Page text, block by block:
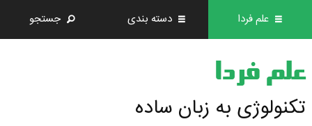
علم فردا دسته بندی جستجو
علم فردا
تکنولوژی به زبان ساده